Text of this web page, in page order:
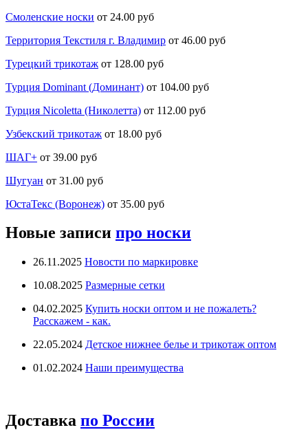
Смоленские носки от 24.00 руб
Территория Текстиля г. Владимир от 46.00 руб
Турецкий трикотаж от 128.00 руб
Турция Dominant (Доминант) от 104.00 руб
Турция Nicoletta (Николетта) от 112.00 руб
Узбекский трикотаж от 18.00 руб
ШАГ+ от 39.00 руб
Шугуан от 31.00 руб
ЮстаТекс (Воронеж) от 35.00 руб
Новые записи про носки
26.11.2025 Новости по маркировке
10.08.2025 Размерные сетки
04.02.2025 Купить носки оптом и не пожалеть?
Расскажем - как.
22.05.2024 Детское нижнее белье и трикотаж оптом
01.02.2024 Наши преимущества
Доставка по России